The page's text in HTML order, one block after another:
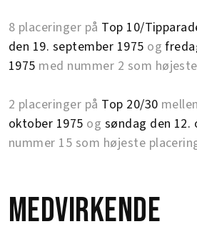
8 placeringer på Top 10/
den 19. september 1975 og
1975 med nummer 2 som
2 placeringer på Top 20/30
oktober 1975 og søndag den 12.
nummer 15 som højeste
Medvirkende